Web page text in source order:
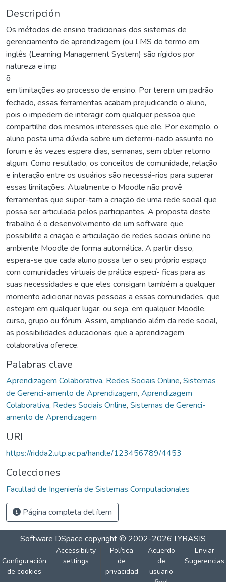
Descripción
Os métodos de ensino tradicionais dos sistemas de
gerenciamento de aprendizagem (ou LMS do termo em
inglês (Learning Management System) são rígidos por
natureza e imp
ō
em limitações ao processo de ensino. Por terem um padrão
fechado, essas ferramentas acabam prejudicando o aluno,
pois o impedem de interagir com qualquer pessoa que
compartilhe dos mesmos interesses que ele. Por exemplo, o
aluno posta uma dúvida sobre um determi-nado assunto no
forum e às vezes espera dias, semanas, sem obter retorno
algum. Como resultado, os conceitos de comunidade, relação
e interação entre os usuários são necessá-rios para superar
essas limitações. Atualmente o Moodle não provê
ferramentas que supor-tam a criação de uma rede social que
possa ser articulada pelos participantes. A proposta deste
trabalho é o desenvolvimento de um software que
possibilite a criação e articulação de redes sociais online no
ambiente Moodle de forma automática. A partir disso,
espera-se que cada aluno possa ter o seu próprio espaço
com comunidades virtuais de prática especí- ficas para as
suas necessidades e que eles consigam também a qualquer
momento adicionar novas pessoas a essas comunidades, que
estejam em qualquer lugar, ou seja, em qualquer Moodle,
curso, grupo ou fórum. Assim, ampliando além da rede social,
as possibilidades educacionais que a aprendizagem
colaborativa oferece.
Palabras clave
Aprendizagem Colaborativa, Redes Sociais Online, Sistemas
de Gerenci-amento de Aprendizagem, Aprendizagem
Colaborativa, Redes Sociais Online, Sistemas de Gerenci-
amento de Aprendizagem
URI
https://ridda2.utp.ac.pa/handle/123456789/4453
Colecciones
Facultad de Ingeniería de Sistemas Computacionales
Página completa del ítem
Software DSpace copyright © 2002-2026 LYRASIS
Configuración
de cookies
Accessibility
settings
Política
de
privacidad
Acuerdo
de
usuario
Enviar
Sugerencias